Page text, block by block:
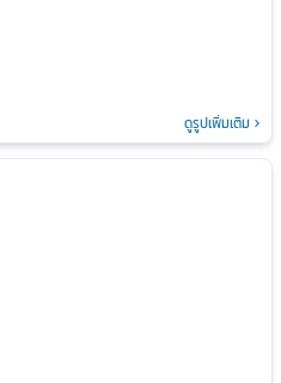
ดูรูปเพิ่มเติม